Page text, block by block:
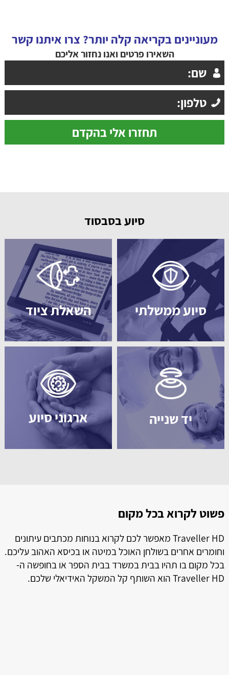
מעוניינים בקריאה קלה יותר? צרו איתנו קשר
השאירו פרטים ואנו נחזור אליכם
סיוע בסבסוד
סיוע ממשלתי השאלת ציוד
יד שנייה ארגוני סיוע
פשוט לקרוא בכל מקום
Traveller HD מאפשר לכם לקרוא בנוחות מכתבים עיתונים
וחומרים אחרים בשולחן האוכל במיטה או בכיסא האהוב עליכם.
בכל מקום בו תהיו בבית במשרד בבית הספר או בחופשה ה-
Traveller HD הוא השותף קל המשקל האידיאלי שלכם.